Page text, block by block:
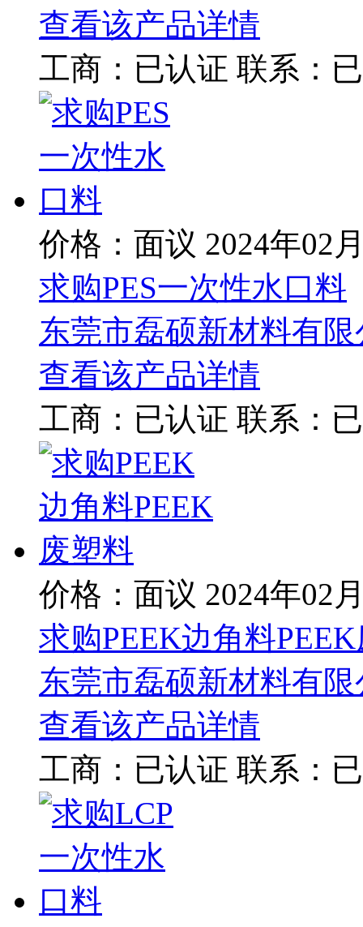
查看该产品详情
工商： 已认证 联系：
价格：面议 2024年02
求购PES一次性水口料
东莞市磊硕新材料有限
查看该产品详情
工商： 已认证 联系：
价格：面议 2024年02
求购PEEK边角料
东莞市磊硕新材料有限
查看该产品详情
工商： 已认证 联系：